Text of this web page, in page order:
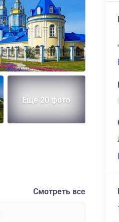
Еще 20 фото
Смотреть все